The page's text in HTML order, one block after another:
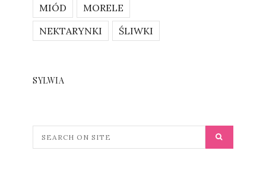
MIÓD
MORELE
NEKTARYNKI
ŚLIWKI
SYLWIA